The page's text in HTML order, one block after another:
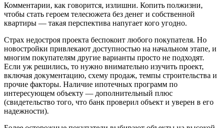
Комментарии, как говорится, излишни. Копить полжизни,
чтобы стать героем телесюжета без денег и собственной
квартиры — такая перспектива напугает кого угодно.
Страх недостроя проекта беспокоит любого покупателя. Но
новостройки привлекают доступностью на начальном этапе, и
многим покупателям другие варианты просто не подходят.
Если уж решились, то нужно внимательно изучить проект,
включая документацию, схему продаж, темпы строительства и
прочие факторы. Наличие ипотечных программ по
интересующем объекту — дополнительный плюс
(свидетельство того, что банк проверил объект и уверен в его
надежности).